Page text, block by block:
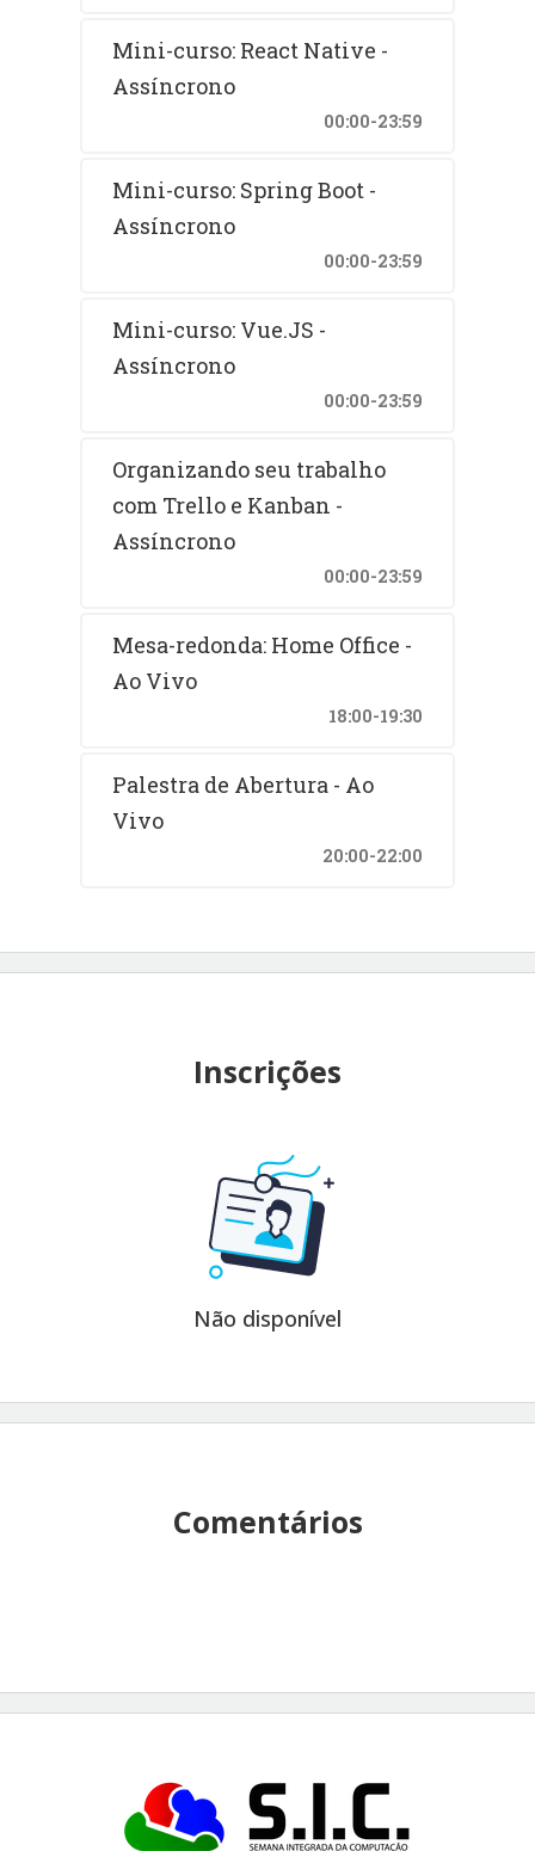
Mini-curso: React Native -
Assíncrono
00:00-23:59
Mini-curso: Spring Boot -
Assíncrono
00:00-23:59
Mini-curso: Vue.JS -
Assíncrono
00:00-23:59
Organizando seu trabalho
com Trello e Kanban -
Assíncrono
00:00-23:59
Mesa-redonda: Home Office -
Ao Vivo
18:00-19:30
Palestra de Abertura - Ao
Vivo
20:00-22:00
Inscrições
Não disponível
Comentários